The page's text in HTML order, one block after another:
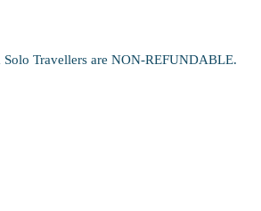
Travellers are NON-REFUNDABLE.